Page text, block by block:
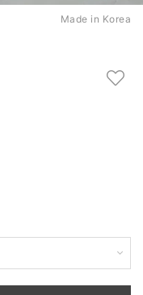
Made in Korea